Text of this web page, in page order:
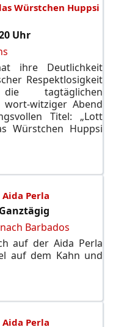
Würstchen Huppsi
Uhr
ihre Deutlichkeit
Respektlosigkeit
tagtäglichen
wort-witziger Abend
Titel: „Lott
Würstchen Huppsi
Perla
Barbados
auf der Aida Perla
auf dem Kahn und
Perla